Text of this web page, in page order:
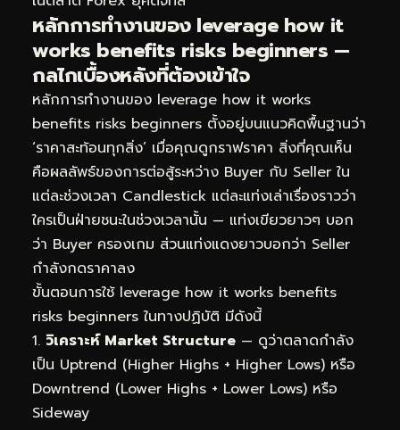
หลักการทำงานของ leverage how it
works benefits risks beginners —
กลไกเบื้องหลังที่ต้องเข้าใจ
หลักการทำงานของ leverage how it works
benefits risks beginners ตั้งอยู่บนแนวคิดพื้นฐานว่า
‘ราคาสะท้อนทุกสิ่ง’ เมื่อคุณดูกราฟราคา สิ่งที่คุณเห็น
คือผลลัพธ์ของการต่อสู้ระหว่าง Buyer กับ Seller ใน
แต่ละช่วงเวลา Candlestick แต่ละแท่งเล่าเรื่องราวว่า
ใครเป็นฝ่ายชนะในช่วงเวลานั้น — แท่งเขียวยาวๆ บอก
ว่า Buyer ครองเกม ส่วนแท่งแดงยาวบอกว่า Seller
กำลังกดราคาลง
ขั้นตอนการใช้ leverage how it works benefits
risks beginners ในทางปฏิบัติ มีดังนี้
วิเคราะห์ Market Structure — ดูว่าตลาดกำลัง
เป็น Uptrend (Higher Highs + Higher Lows) หรือ
Downtrend (Lower Highs + Lower Lows) หรือ
Sideway